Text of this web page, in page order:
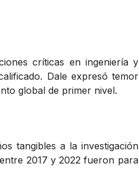
críticas en ingeniería y
Dale expresó temor
global de primer nivel.
tangibles a la investigación
2017 y 2022 fueron para